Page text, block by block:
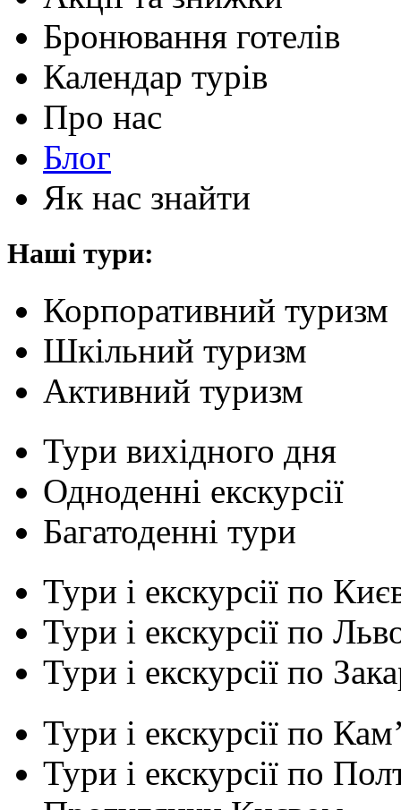
Бронювання готелів
Календар турів
Про нас
Блог
Як нас знайти
Наші тури:
Корпоративний туризм
Шкільний туризм
Активний туризм
Тури вихідного дня
Одноденні екскурсії
Багатоденні тури
Тури і екскурсії по
Тури і екскурсії по
Тури і екскурсії по
Тури і екскурсії по
Тури і екскурсії по